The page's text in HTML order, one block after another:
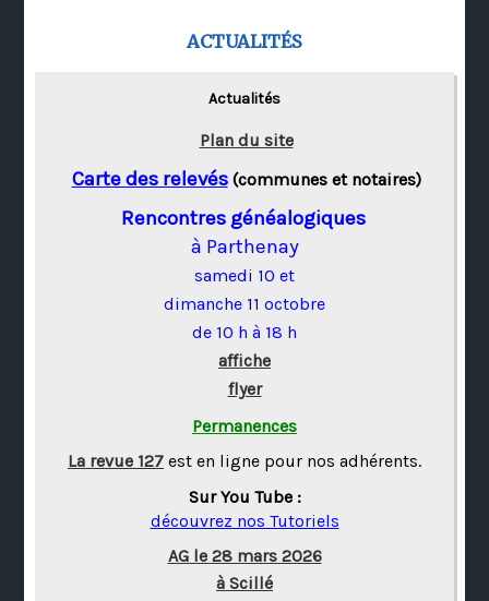
ACTUALITÉS
Actualités
Plan du site
Carte des relevés(communes et notaires)
Rencontres généalogiques
à Parthenay
samedi 10 et
dimanche 11 octobre
de 10 h à 18 h
affiche
flyer
Permanences
La revue 127 est en ligne pour nos adhérents.
Sur You Tube :
découvrez nos Tutoriels
AG le 28 mars 2026
à Scillé